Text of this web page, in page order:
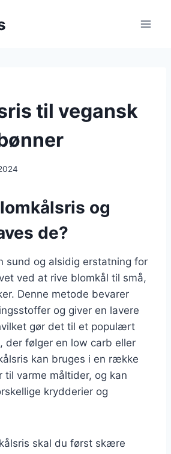
til vegansk
og
de?
sund og alsidig erstatning for
ved at rive blomkål til små,
Denne metode bevarer
og giver en lavere
gør det til et populært
der følger en low carb eller
kan bruges i en række
til varme måltider, og kan
krydderier og
skal du først skære